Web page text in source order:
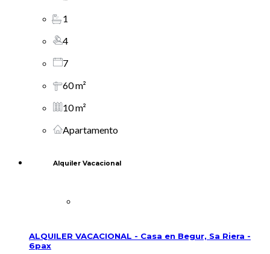
1
4
7
60 m²
10 m²
Apartamento
Alquiler Vacacional
ALQUILER VACACIONAL - Casa en Begur, Sa Riera -
6pax